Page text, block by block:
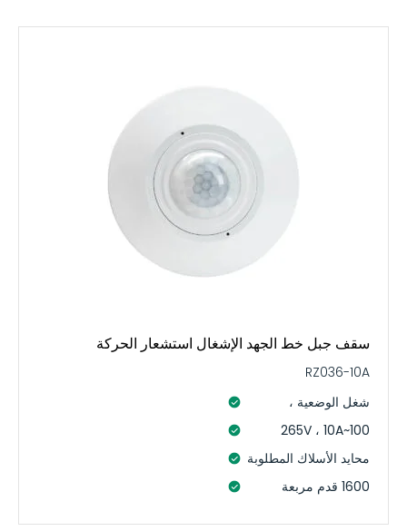
سقف جبل خط الجهد الإشغال استشعار الحركة
RZ036-10A
شغل الوضعية ،
100~265V ، 10A
محايد الأسلاك المطلوبة
1600 قدم مربعة